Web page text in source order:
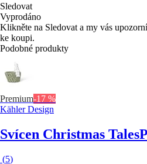
Sledovat
Vyprodáno
Klikněte na Sledovat a my vás
ke koupi.
Podobné produkty
Premium-17 %
Kähler Design
Svícen Christmas Tales
(5)